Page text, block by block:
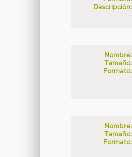
Descripción:
Nombre:
Tamaño:
Formato:
Nombre:
Tamaño:
Formato: